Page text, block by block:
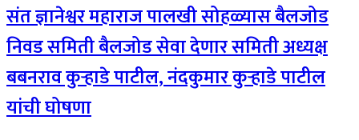
संत ज्ञानेश्वर महाराज पालखी सोहळ्यास बैलजोड
निवड समिती बैलजोड सेवा देणार समिती अध्यक्ष
बबनराव कुऱ्हाडे पाटील, नंदकुमार कुऱ्हाडे पाटील
यांची घोषणा